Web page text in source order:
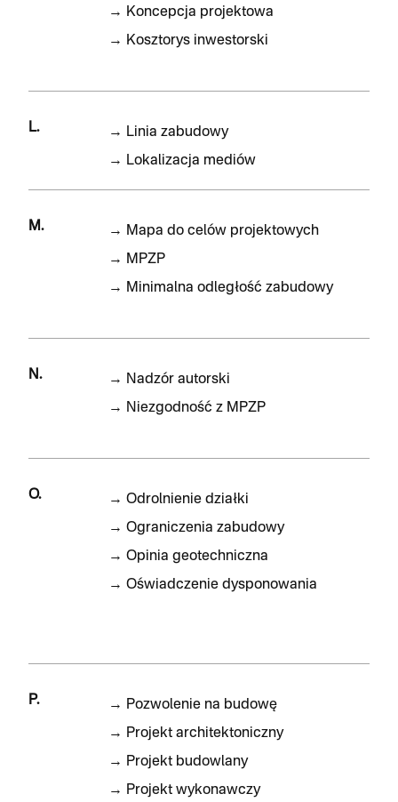
→ Koncepcja projektowa
→ Kosztorys inwestorski
L. → Linia zabudowy
→ Lokalizacja mediów
M. → Mapa do celów projektowych
→ MPZP
→ Minimalna odległość zabudowy
N. →
Nadzór autorski
→
Niezgodność z MPZP
O. → Odrolnienie działki
→ Ograniczenia zabudowy
→ Opinia geotechniczna
→ Oświadczenie dysponowania
P. → Pozwolenie na budowę
→ Projekt architektoniczny
→ Projekt budowlany
→ Projekt wykonawczy